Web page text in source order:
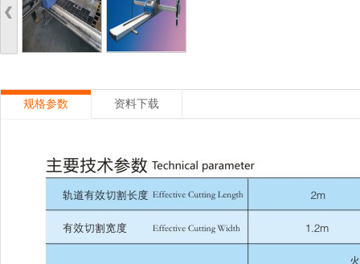
规格参数 资料下载